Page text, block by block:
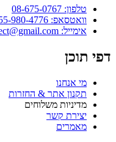
טלפון: 08-675-0767
וואטסאפ: 055-980-4776
אימייל: dubitoys.conect@gmail.com
תוכן
מי אנחנו
תקנון אתר & החזרות
מדיניות משלוחים
יצירת קשר
מאמרים